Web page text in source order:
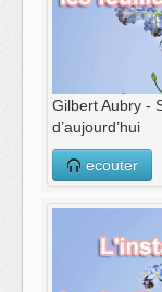
Gilbert Aubry -
d’aujourd’hui
ecouter